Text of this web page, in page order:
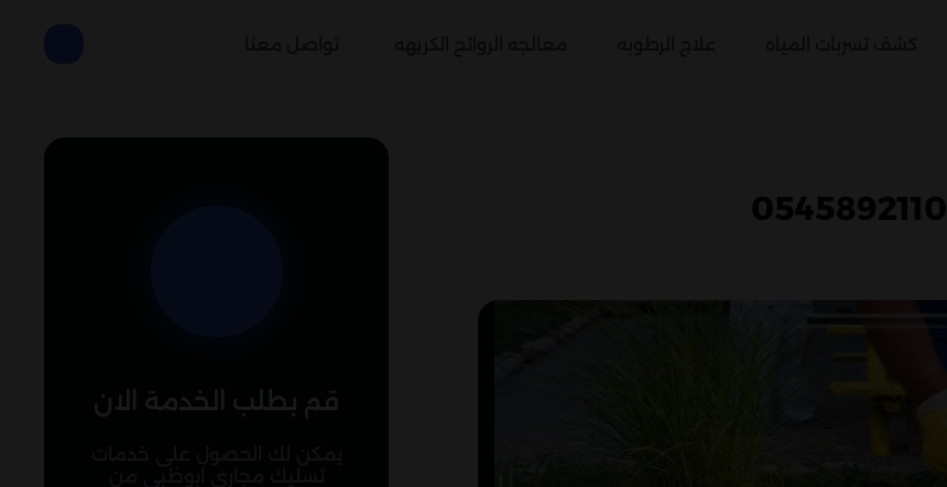
قم بطلب الخدمة الان